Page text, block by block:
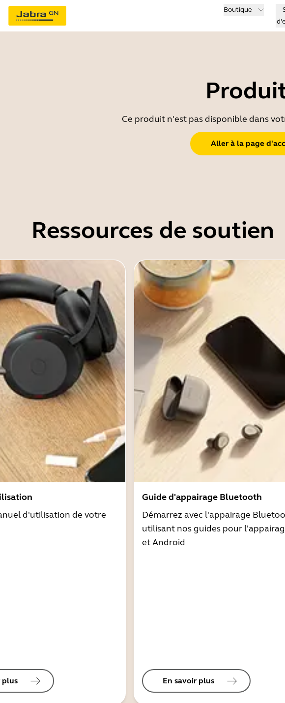
Boutique
Ce produit n'est pas disponible dans
Aller à la page
Ressources de soutien
d'utilisation de votre
plus
Guide d'appairage Bluetooth
Démarrez avec l'appairage
utilisant nos guides pour
et Android
En savoir plus